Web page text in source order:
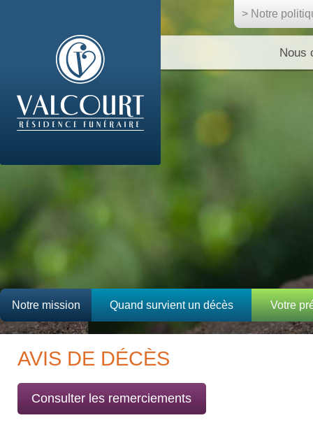
> Notre
Nous
Notre mission Quand survient un décès Votre
AVIS DE DÉCÈS
Consulter les remerciements